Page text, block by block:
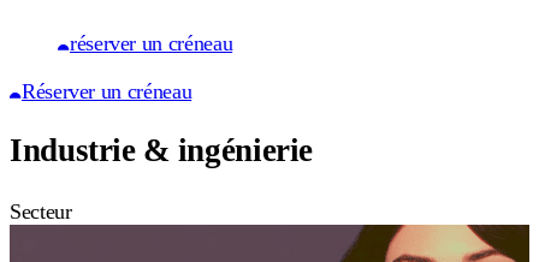
réserver un créneau
Réserver un créneau
Industrie & ingénierie
Secteur